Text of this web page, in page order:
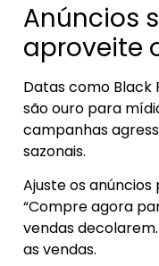
Anúncios
aproveite
Datas como Black
são ouro para
campanhas
sazonais.
Ajuste os
“Compre agora
vendas
as vendas.